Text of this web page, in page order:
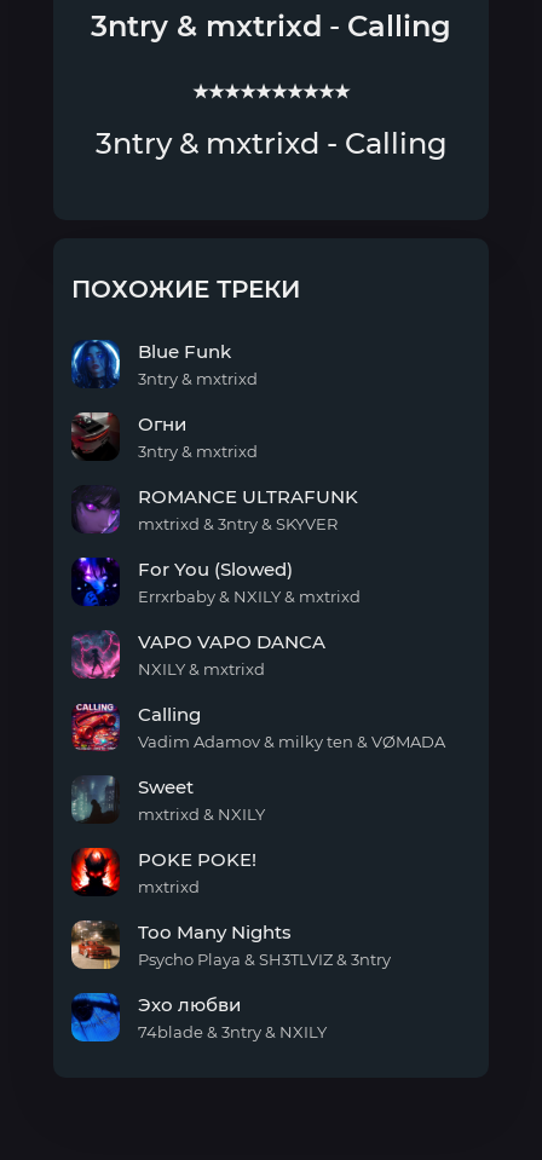
3ntry & mxtrixd - Calling
★★★★★★★★★★
3ntry & mxtrixd - Calling
ПОХОЖИЕ ТРЕКИ
Funk
Blue Funk
3ntry & mxtrixd
Огни
3ntry & mxtrixd
ULTRAFUNK
ROMANCE ULTRAFUNK
mxtrixd & 3ntry & SKYVER
You
(Slowed)
For You (Slowed)
Errxrbaby & NXILY & mxtrixd
VAPO
DANCA
VAPO VAPO DANCA
NXILY & mxtrixd
Calling
Vadim Adamov & milky ten & VØMADA
Sweet
mxtrixd & NXILY
POKE!
POKE POKE!
mxtrixd
Many
Nights
Too Many Nights
Psycho Playa & SH3TLVIZ & 3ntry
Эхо любви
74blade & 3ntry & NXILY